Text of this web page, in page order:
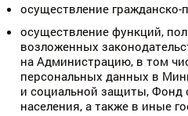
осуществление
осуществление функций,
возложенных
на Администрацию, в том
персональных данных в
и социальной защиты, Фонд
населения, а также в иные